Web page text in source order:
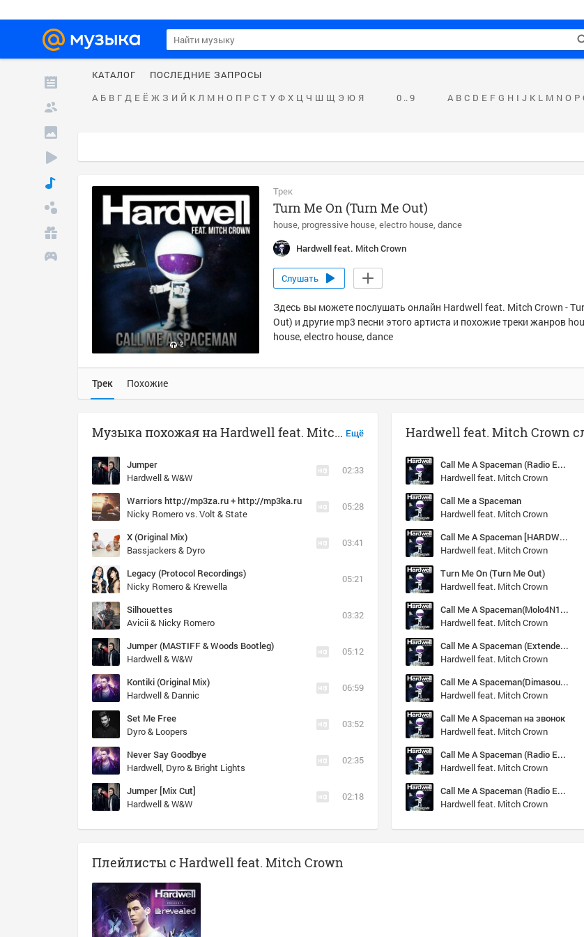
КАТАЛОГ
ПОСЛЕДНИЕ ЗАПРОСЫ
А Б В Г Д Е Ё Ж З И Й К Л М Н О П Р С Т У Ф Х Ц Ч Ш Щ Э Ю Я 0 .. 9 A B C D E F G H I J K L M N O P
2
Трек
Turn Me On (Turn Me Out)
house progressive house electro house dance
Hardwell feat. Mitch Crown
Слушать
Здесь вы можете послушать онлайн Hardwell feat. Mitch Crown -
Out) и другие mp3 песни этого артиста и похожие треки жанров
house, electro house, dance
Трек Похожие
Ещё
Музыка похожая на Hardwell feat. Mitch Crown - Turn Me On (Turn Me Out)
Jumper
Hardwell & W&W
02:33
Warriors http://mp3za.ru + http://mp3ka.ru
Nicky Romero vs. Volt & State
05:28
X (Original Mix)
Bassjackers & Dyro
03:41
Legacy (Protocol Recordings)
Nicky Romero & Krewella
05:21
Silhouettes
Avicii & Nicky Romero
03:32
Jumper (MASTIFF & Woods Bootleg)
Hardwell & W&W
05:12
Kontiki (Original Mix)
Hardwell & Dannic
06:59
Set Me Free
Dyro & Loopers
03:52
Never Say Goodbye
Hardwell, Dyro & Bright Lights
02:35
Jumper [Mix Cut]
Hardwell & W&W
02:18
Call Me A Spaceman (Radio Edit)
Hardwell feat. Mitch Crown
Call Me a Spaceman
Hardwell feat. Mitch Crown
Call Me A Spaceman [HARDWELL E
Hardwell feat. Mitch Crown
Turn Me On (Turn Me Out)
Hardwell feat. Mitch Crown
Call Me A Spaceman(Molo4N1K remix)
Hardwell feat. Mitch Crown
Call Me A Spaceman (Extended Mix)
Hardwell feat. Mitch Crown
Call Me A Spaceman(Dimasound DemoRemix)
Hardwell feat. Mitch Crown
Call Me A Spaceman на звонок
Hardwell feat. Mitch Crown
Call Me A Spaceman (Radio Edit)(vk.com/bo0m_bass)
Hardwell feat. Mitch Crown
Call Me A Spaceman (Radio Edit) <dboosted|n3cr0n>
Hardwell feat. Mitch Crown
Плейлисты с Hardwell feat. Mitch Crown